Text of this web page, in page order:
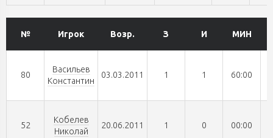
№ Игрок Возр. З И МИН
80
Васильев
Константин
03.03.2011 1 1 60:00
52
Кобелев
Николай
20.06.2011 1 0 00:00